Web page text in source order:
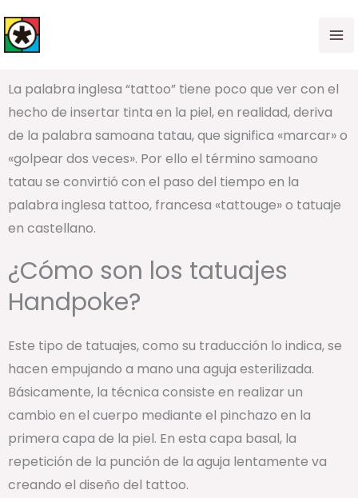
al
contenido
La palabra inglesa “tattoo” tiene poco que ver con el
hecho de insertar tinta en la piel, en realidad, deriva
de la palabra samoana tatau, que significa «marcar» o
«golpear dos veces». Por ello el término samoano
tatau se convirtió con el paso del tiempo en la
palabra inglesa tattoo, francesa «tattouge» o tatuaje
en castellano.
¿Cómo son los tatuajes
Handpoke?
Este tipo de tatuajes, como su traducción lo indica, se
hacen empujando a mano una aguja esterilizada.
Básicamente, la técnica consiste en realizar un
cambio en el cuerpo mediante el pinchazo en la
primera capa de la piel. En esta capa basal, la
repetición de la punción de la aguja lentamente va
creando el diseño del tattoo.